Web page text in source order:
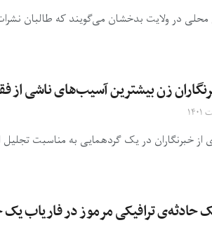
محلی در ولایت بدخشان می‌گویند که طالبان
زن بیشترین آسیب‌های ناشی از
خبرنگاران در یک گردهمایی به مناسبت تجلیل از
حادثه‌ی ترافیکی مرموز در فاریاب